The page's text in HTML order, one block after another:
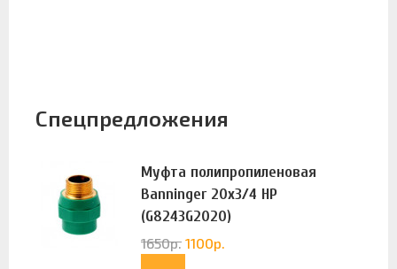
Спецпредложения
Муфта полипропиленовая
Banninger 20х3/4 НР
(G8243G2020)
1650р. 1100р.